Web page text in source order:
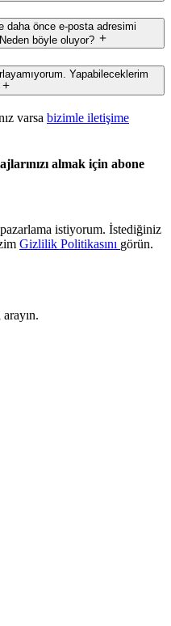
daha önce e-posta adresimi
böyle oluyor?
Yapabileceklerim
varsa bizimle iletişime
almak için abone
istiyorum. İstediğiniz
Gizlilik Politikasını görün.